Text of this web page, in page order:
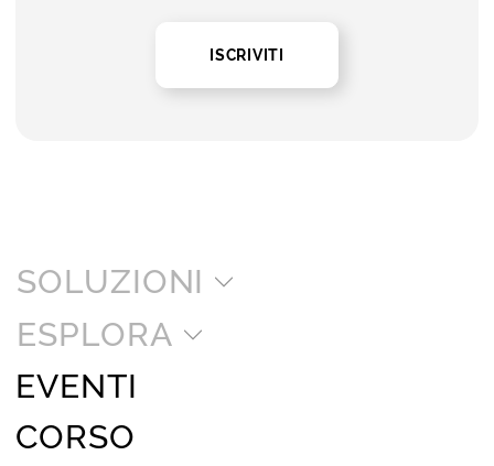
ISCRIVITI
SOLUZIONI
ESPLORA
EVENTI
CORSO